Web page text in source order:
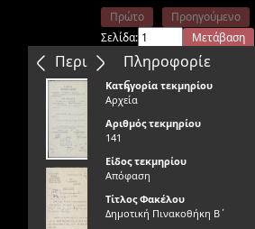
Περιεχόμενα
Πρώτο
Προηγούμενο
Σελίδα:
Μετάβαση
Επόμενο
Τελευταίο
Πληροφορίε
ς
Κατηγορία τεκμηρίου
Αρχεία
Αριθμός τεκμηρίου
141
Είδος τεκμηρίου
Απόφαση
Τίτλος Φακέλου
Δημοτική Πινακοθήκη Β΄